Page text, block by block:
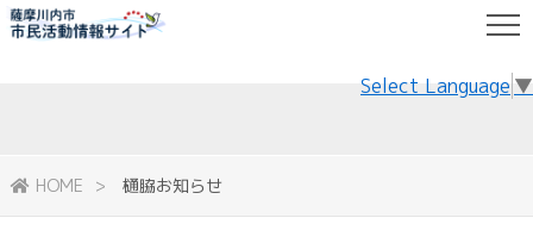
Select Language ▼
HOME 樋脇お知らせ